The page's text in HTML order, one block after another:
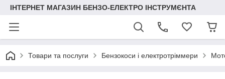
ІНТЕРНЕТ МАГАЗИН БЕНЗО-ЕЛЕКТРО ІНСТРУМЄНТА
Товари та послуги Бензокоси і електротріммери